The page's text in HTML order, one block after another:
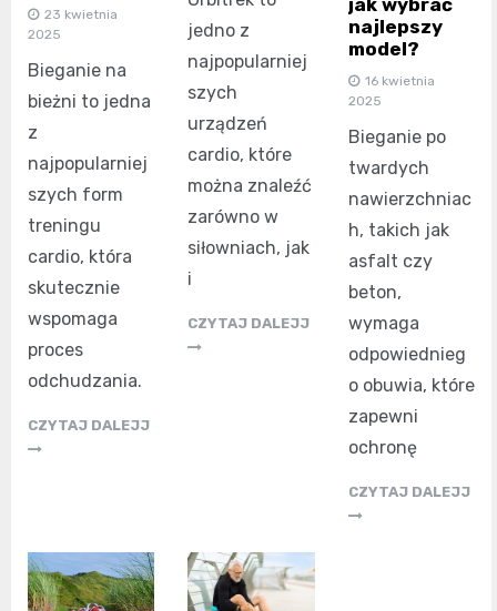
23 kwietnia
2025
Bieganie na
bieżni to jedna
z
najpopularniej
szych form
treningu
cardio, która
skutecznie
wspomaga
proces
odchudzania.
CZYTAJ DALEJJ
jedno z
najpopularniej
szych
urządzeń
cardio, które
można znaleźć
zarówno w
siłowniach, jak
i
CZYTAJ DALEJJ
najlepszy
model?
16 kwietnia
2025
Bieganie po
twardych
nawierzchniac
h, takich jak
asfalt czy
beton,
wymaga
odpowiednieg
o obuwia, które
zapewni
ochronę
CZYTAJ DALEJJ